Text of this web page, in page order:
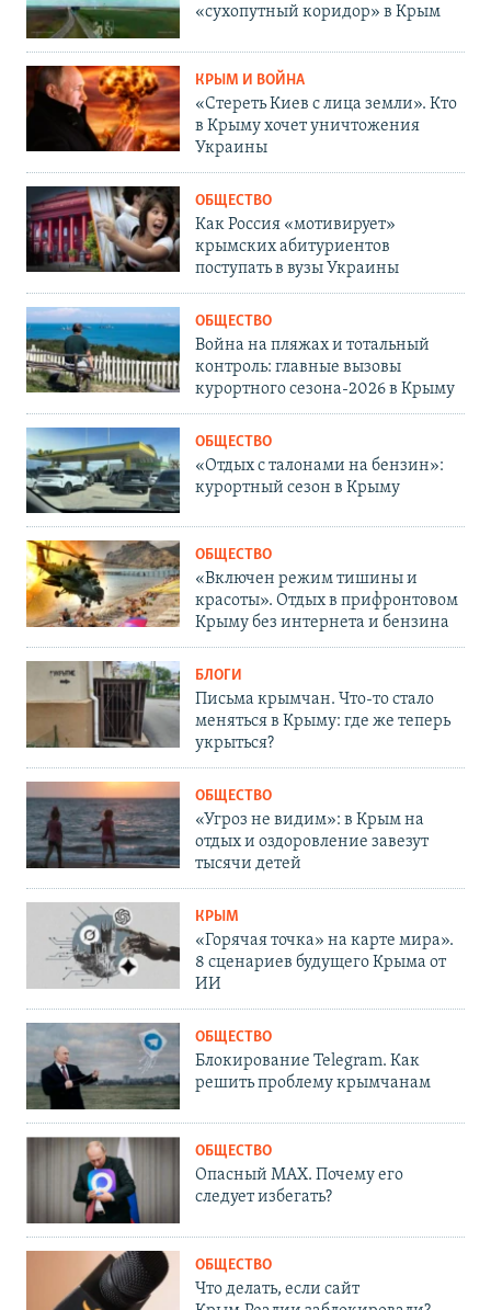
«сухопутный коридор» в Крым
КРЫМ И ВОЙНА
«Стереть Киев с лица земли». Кто
в Крыму хочет уничтожения
Украины
ОБЩЕСТВО
Как Россия «мотивирует»
крымских абитуриентов
поступать в вузы Украины
ОБЩЕСТВО
Война на пляжах и тотальный
контроль: главные вызовы
курортного сезона-2026 в Крыму
ОБЩЕСТВО
«Отдых с талонами на бензин»:
курортный сезон в Крыму
ОБЩЕСТВО
«Включен режим тишины и
красоты». Отдых в прифронтовом
Крыму без интернета и бензина
БЛОГИ
Письма крымчан. Что-то стало
меняться в Крыму: где же теперь
укрыться?
ОБЩЕСТВО
«Угроз не видим»: в Крым на
отдых и оздоровление завезут
тысячи детей
КРЫМ
«Горячая точка» на карте мира».
8 сценариев будущего Крыма от
ИИ
ОБЩЕСТВО
Блокирование Telegram. Как
решить проблему крымчанам
ОБЩЕСТВО
Опасный MAX. Почему его
следует избегать?
ОБЩЕСТВО
Что делать, если сайт